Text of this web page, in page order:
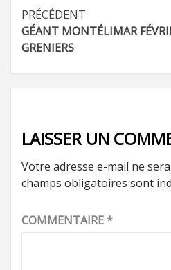
Navigation
d’article
PRÉCÉDENT
GÉANT MONTÉLIMAR
GRENIERS
LAISSER UN
Votre adresse e-mail ne
champs obligatoires sont
COMMENTAIRE*